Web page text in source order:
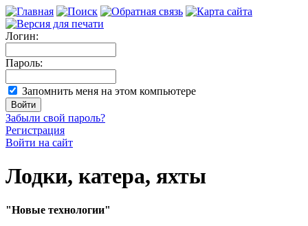
Логин:
Пароль:
Запомнить меня на этом компьютере
Забыли свой пароль?
Регистрация
Войти на сайт
Лодки, катера, яхты
"Новые технологии"